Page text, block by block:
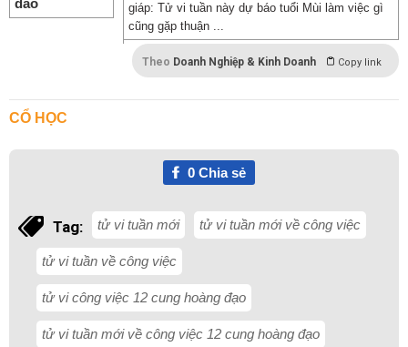
giáp: Tử vi tuần này dự báo tuổi Mùi làm việc gì
cũng gặp thuận ...
Theo Doanh Nghiệp & Kinh Doanh Copy link
CỔ HỌC
0Chia sẻ
Tag: tử vi tuần mới tử vi tuần mới về công việc
tử vi tuần về công việc
tử vi công việc 12 cung hoàng đạo
tử vi tuần mới về công việc 12 cung hoàng đạo